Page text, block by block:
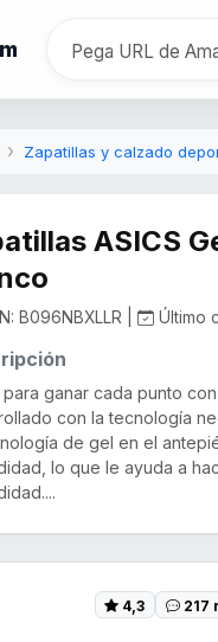
Zapatillas y calzado
ASICS
B096NBXLLR | Último
ganar cada punto con
con la tecnología
de gel en el
lo que le ayuda a
4,3 217